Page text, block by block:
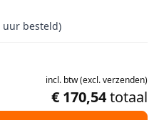
uur besteld)
incl. btw(excl.verzenden)
€ 170,54totaal